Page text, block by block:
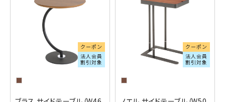
クーポン
法人会員
割引対象
クーポン
法人会員
割引対象